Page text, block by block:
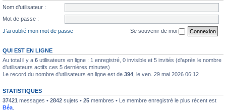
Nom d’utilisateur :
Mot de passe :
J’ai oublié mon mot de passe
Se souvenir de moi
QUI EST EN LIGNE
Au total il y a 6 utilisateurs en ligne : 1 enregistré, 0 invisible et 5 invités (d’après le nombre
d’utilisateurs actifs ces 5 dernières minutes)
Le record du nombre d’utilisateurs en ligne est de 394 , le ven. 29 mai 2026 06:12
STATISTIQUES
37421 messages • 2842 sujets • 25 membres • Le membre enregistré le plus récent est
Béa